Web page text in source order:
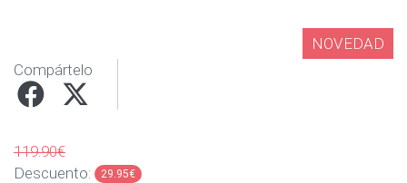
NOVEDAD
Compártelo
119.90€
Descuento:
29.95€